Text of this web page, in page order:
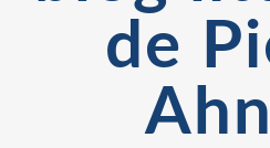
de